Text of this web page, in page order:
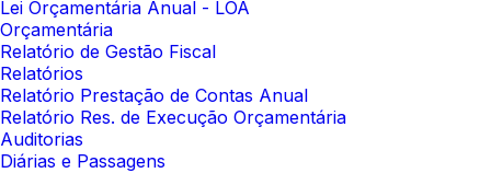
Lei Orçamentária Anual - LOA
Orçamentária
Relatório de Gestão Fiscal
Relatórios
Relatório Prestação de Contas Anual
Relatório Res. de Execução Orçamentária
Auditorias
Diárias e Passagens